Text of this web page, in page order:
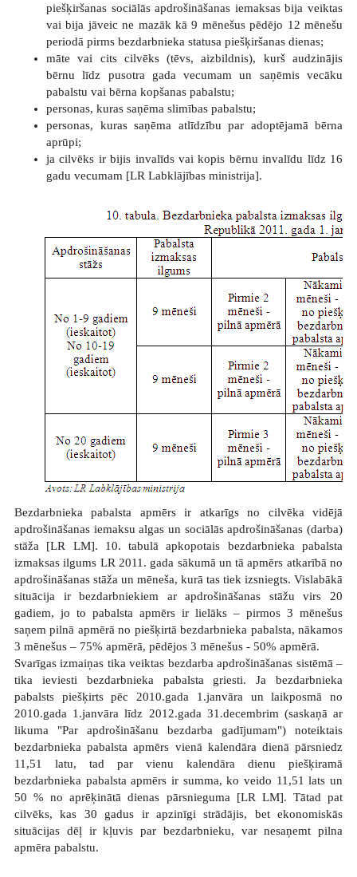
piešķiršanas sociālās apdrošināšanas iemaksas bija veiktas
vai bija jāveic ne mazāk kā 9 mēnešus pēdējo 12 mēnešu
periodā pirms bezdarbnieka statusa piešķiršanas dienas;
māte vai cits cilvēks (tēvs, aizbildnis), kurš audzinājis
bērnu līdz pusotra gada vecumam un saņēmis vecāku
pabalstu vai bērna kopšanas pabalstu;
personas, kuras saņēma slimības pabalstu;
personas, kuras saņēma atlīdzību par adoptējamā bērna
aprūpi;
ja cilvēks ir bijis invalīds vai kopis bērnu invalīdu līdz 16
gadu vecumam [LR Labklājības ministrija].
Bezdarbnieka pabalsta apmērs ir atkarīgs no cilvēka vidējā
apdrošināšanas iemaksu algas un sociālās apdrošināšanas (darba)
stāža [LR LM]. 10. tabulā apkopotais bezdarbnieka pabalsta
izmaksas ilgums LR 2011. gada sākumā un tā apmērs atkarībā no
apdrošināšanas stāža un mēneša, kurā tas tiek izsniegts. Vislabākā
situācija ir bezdarbniekiem ar apdrošināšanas stāžu virs 20
gadiem, jo to pabalsta apmērs ir lielāks – pirmos 3 mēnešus
saņem pilnā apmērā no piešķirtā bezdarbnieka pabalsta, nākamos
3 mēnešus – 75% apmērā, pēdējos 3 mēnešus - 50% apmērā.
Svarīgas izmaiņas tika veiktas bezdarba apdrošināšanas sistēmā –
tika ieviesti bezdarbnieka pabalsta griesti. Ja bezdarbnieka
pabalsts piešķirts pēc 2010.gada 1.janvāra un laikposmā no
2010.gada 1.janvāra līdz 2012.gada 31.decembrim (saskaņā ar
likuma "Par apdrošināšanu bezdarba gadījumam") noteiktais
bezdarbnieka pabalsta apmērs vienā kalendāra dienā pārsniedz
11,51 latu, tad par vienu kalendāra dienu piešķiramā
bezdarbnieka pabalsta apmērs ir summa, ko veido 11,51 lats un
50 % no aprēķinātā dienas pārsnieguma [LR LM]. Tātad pat
cilvēks, kas 30 gadus ir apzinīgi strādājis, bet ekonomiskās
situācijas dēļ ir kļuvis par bezdarbnieku, var nesaņemt pilna
apmēra pabalstu.